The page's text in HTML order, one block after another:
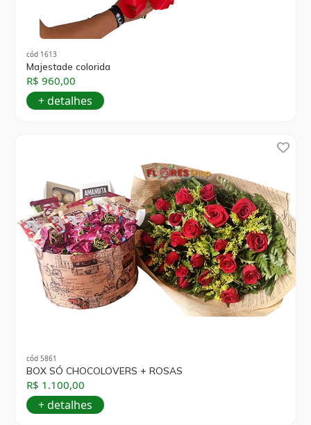
cód 1613
Majestade colorida
R$ 960,00
+ detalhes
cód 5861
BOX SÓ CHOCOLOVERS + ROSAS
R$ 1.100,00
+ detalhes